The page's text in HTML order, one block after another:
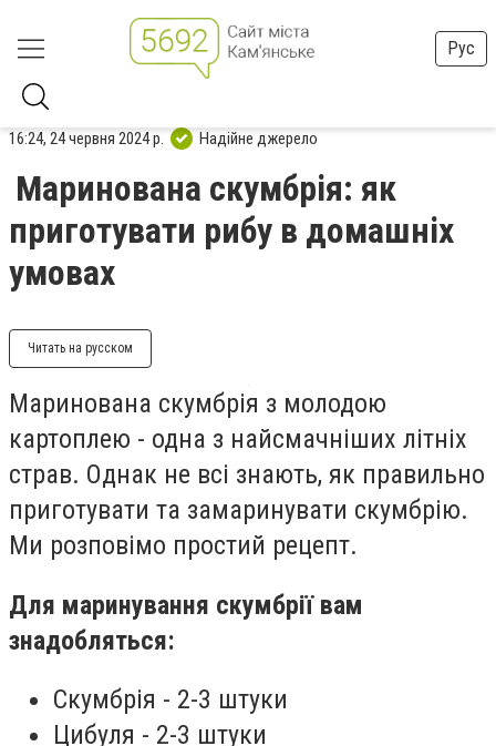
Рус
16:24, 24 червня 2024 р. Надійне джерело
Маринована скумбрія: як
приготувати рибу в домашніх
умовах
Читать на русском
Маринована скумбрія з молодою
картоплею - одна з найсмачніших літніх
страв. Однак не всі знають, як правильно
приготувати та замаринувати скумбрію.
Ми розповімо простий рецепт.
Для маринування скумбрії вам
знадобляться:
Скумбрія - 2-3 штуки
Цибуля - 2-3 штуки